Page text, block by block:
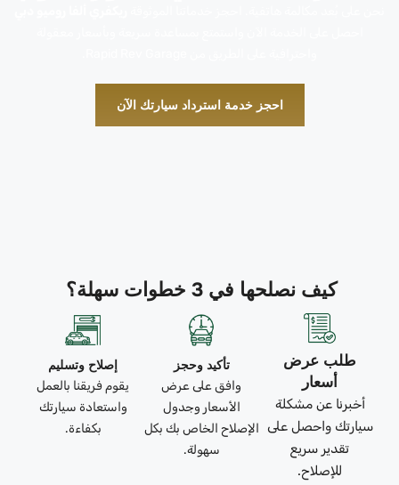
احجز خدمة استرداد سيارتك الآن
كيف نصلحها في 3 خطوات سهلة؟
طلب عرض
أسعار
أخبرنا عن مشكلة
سيارتك واحصل على
تقدير سريع
للإصلاح.
تأكيد وحجز
وافق على عرض
الأسعار وجدول
الإصلاح الخاص بك بكل
سهولة.
إصلاح وتسليم
يقوم فريقنا بالعمل
واستعادة سيارتك
بكفاءة.